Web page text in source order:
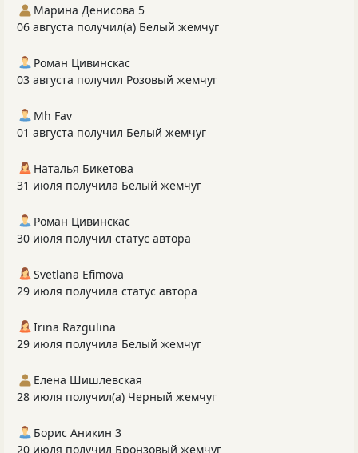
Марина Денисова 5
06 августа получил(а) Белый жемчуг
Роман Цивинскас
03 августа получил Розовый жемчуг
Mh Fav
01 августа получил Белый жемчуг
Наталья Бикетова
31 июля получила Белый жемчуг
Роман Цивинскас
30 июля получил статус автора
Svetlana Efimova
29 июля получила статус автора
Irina Razgulina
29 июля получила Белый жемчуг
Елена Шишлевская
28 июля получил(а) Черный жемчуг
Борис Аникин 3
20 июля получил Бронзовый жемчуг